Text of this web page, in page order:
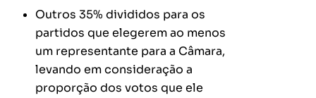
Outros 35% divididos para os
partidos que elegerem ao menos
um representante para a Câmara,
levando em consideração a
proporção dos votos que ele